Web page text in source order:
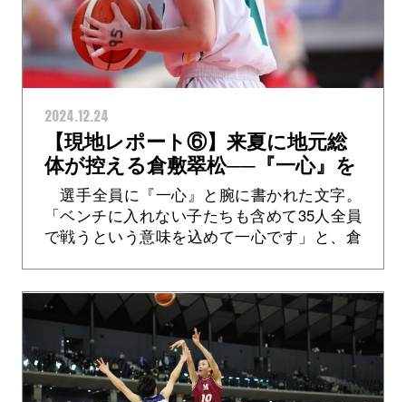
2024.12.24
【現地レポート⑥】来夏に地元総
体が控える倉敷翠松──『一心』を
テーマに挑んだ貴重な 2 試合
選手全員に『一心』と腕に書かれた文字。
「ベンチに入れない子たちも含めて35人全員
で戦うという意味を込めて一心です」と、倉